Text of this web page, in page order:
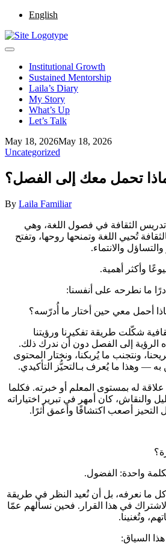
English
Institutional Growth
Sustained Mentorship
Laila’s Diary
My Story
What’s Up
Let’s Talk
May 18, 2026May 18, 2026
Uncategorized
تحمل معك إلى الفصل؟
By Laila Familiar
الثقافة في فصول اللغة، وهي
تُحيي اللغة وتمنحها روحها، وتفتح
والانتماء.
وأكثر أهمية.
ما نطرحه على أنفسنا:
أحمل معي حين أختار ما أُدرّسه؟
شكّلت طريقة تفكيرنا ورؤيتنا
الرؤية إلى الفصل دون أن ندرك ذلك.
ونتجنب ما يُربكنا، ونختار المحتوى
به — وهذا ما يُعرف بـالتحيُّز التأكيدي.
علاقة له بمستوى المعلم أو خبرته. فكلما
والنقاش، كان أمهر في تبرير اختياراته
التحيز أصعب اكتشافًا وأعمق أثرًا .
واحدة: الفضول.
ما نعرفه، بل أن نُعيد النظر في طريقة
في هذا القرار . فحين نسألهم عمّا
وتُغنينا.
السياق: